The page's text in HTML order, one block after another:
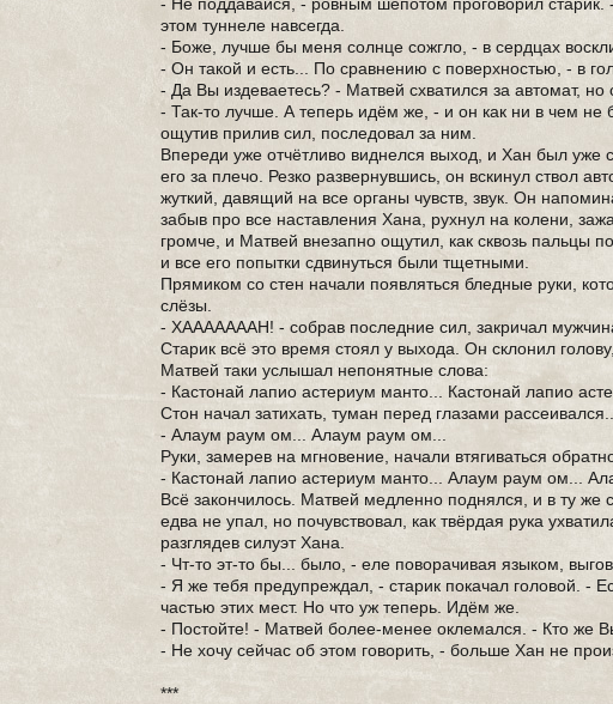
этом туннеле навсегда.
- Боже, лучше бы меня солнце сожгло, - в сердцах
- Он такой и есть... По сравнению с поверхностью, - в
- Да Вы издеваетесь? - Матвей схватился за автомат, но
- Так-то лучше. А теперь идём же, - и он как ни в чем
ощутив прилив сил, последовал за ним.
Впереди уже отчётливо виднелся выход, и Хан был уже
его за плечо. Резко развернувшись, он вскинул ствол
жуткий, давящий на все органы чувств, звук. Он
забыв про все наставления Хана, рухнул на колени,
громче, и Матвей внезапно ощутил, как сквозь пальцы
и все его попытки сдвинуться были тщетными.
Прямиком со стен начали появляться бледные руки,
слёзы.
- ХАААААААН! - собрав последние сил, закричал
Старик всё это время стоял у выхода. Он склонил
Матвей таки услышал непонятные слова:
- Кастонай лапио астериум манто... Кастонай лапио
Стон начал затихать, туман перед глазами рассеивался...
- Алаум раум ом... Алаум раум ом...
Руки, замерев на мгновение, начали втягиваться
- Кастонай лапио астериум манто... Алаум раум ом...
Всё закончилось. Матвей медленно поднялся, и в ту же
едва не упал, но почувствовал, как твёрдая рука
разглядев силуэт Хана.
- Чт-то эт-то бы... было, - еле поворачивая языком,
- Я же тебя предупреждал, - старик покачал головой. -
частью этих мест. Но что уж теперь. Идём же.
- Постойте! - Матвей более-менее оклемался. - Кто же
- Не хочу сейчас об этом говорить, - больше Хан не
***